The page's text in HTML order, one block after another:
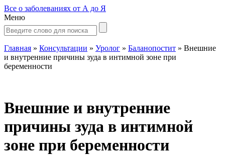
Все о заболеваниях от А до Я
Меню
Главная » Консультации » Уролог » Баланопостит » Внешние
и внутренние причины зуда в интимной зоне при
беременности
Внешние и внутренние
причины зуда в интимной
зоне при беременности